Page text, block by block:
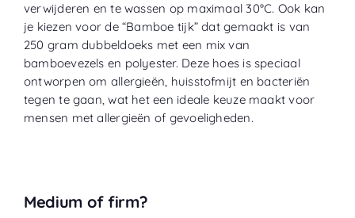
verwijderen en te wassen op maximaal 30°C. Ook kan
je kiezen voor de “Bamboe tijk” dat gemaakt is van
250 gram dubbeldoeks met een mix van
bamboevezels en polyester. Deze hoes is speciaal
ontworpen om allergieën, huisstofmijt en bacteriën
tegen te gaan, wat het een ideale keuze maakt voor
mensen met allergieën of gevoeligheden.
Medium of firm?